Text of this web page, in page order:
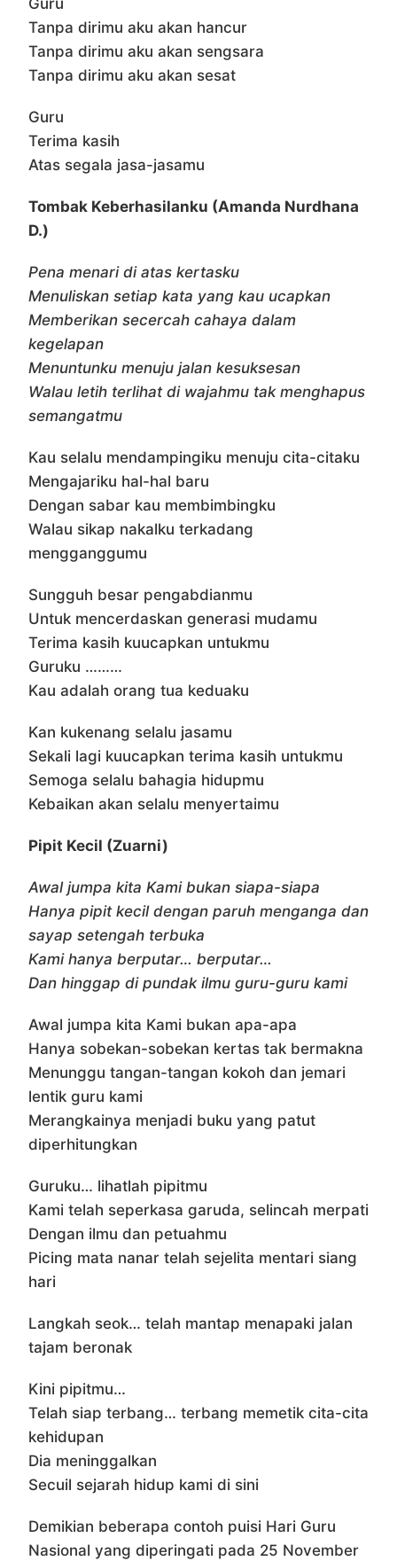
Guru
Tanpa dirimu aku akan hancur
Tanpa dirimu aku akan sengsara
Tanpa dirimu aku akan sesat
Guru
Terima kasih
Atas segala jasa-jasamu
Tombak Keberhasilanku (Amanda Nurdhana
D.)
Pena menari di atas kertasku
Menuliskan setiap kata yang kau ucapkan
Memberikan secercah cahaya dalam
kegelapan
Menuntunku menuju jalan kesuksesan
Walau letih terlihat di wajahmu tak menghapus
semangatmu
Kau selalu mendampingiku menuju cita-citaku
Mengajariku hal-hal baru
Dengan sabar kau membimbingku
Walau sikap nakalku terkadang
mengganggumu
Sungguh besar pengabdianmu
Untuk mencerdaskan generasi mudamu
Terima kasih kuucapkan untukmu
Guruku ………
Kau adalah orang tua keduaku
Kan kukenang selalu jasamu
Sekali lagi kuucapkan terima kasih untukmu
Semoga selalu bahagia hidupmu
Kebaikan akan selalu menyertaimu
Pipit Kecil (Zuarni)
Awal jumpa kita Kami bukan siapa-siapa
Hanya pipit kecil dengan paruh menganga dan
sayap setengah terbuka
Kami hanya berputar… berputar…
Dan hinggap di pundak ilmu guru-guru kami
Awal jumpa kita Kami bukan apa-apa
Hanya sobekan-sobekan kertas tak bermakna
Menunggu tangan-tangan kokoh dan jemari
lentik guru kami
Merangkainya menjadi buku yang patut
diperhitungkan
Guruku… lihatlah pipitmu
Kami telah seperkasa garuda, selincah merpati
Dengan ilmu dan petuahmu
Picing mata nanar telah sejelita mentari siang
hari
Langkah seok… telah mantap menapaki jalan
tajam beronak
Kini pipitmu…
Telah siap terbang… terbang memetik cita-cita
kehidupan
Dia meninggalkan
Secuil sejarah hidup kami di sini
Demikian beberapa contoh puisi Hari Guru
Nasional yang diperingati pada 25 November